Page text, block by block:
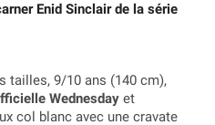
Enid Sinclair de la série
tailles, 9/10 ans (140 cm),
Wednesday et
col blanc avec une cravate